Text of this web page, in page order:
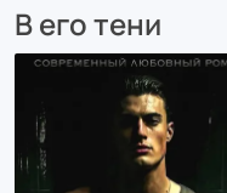
В его тени